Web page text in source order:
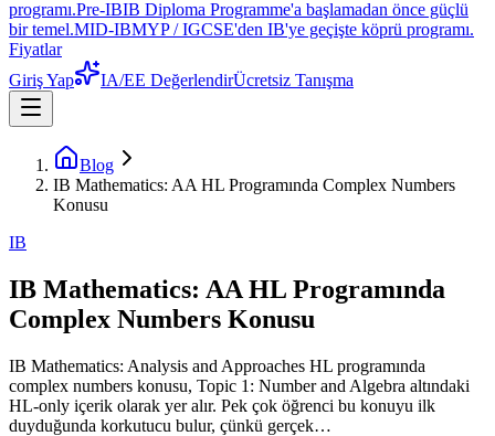
programı.Pre-IBIB Diploma Programme'a başlamadan önce güçlü
bir temel.MID-IBMYP / IGCSE'den IB'ye geçişte köprü programı.
Fiyatlar
Giriş Yap
IA/EE DeğerlendirÜcretsiz Tanışma
Blog
IB Mathematics: AA HL Programında Complex Numbers
Konusu
IB
IB Mathematics: AA HL Programında
Complex Numbers Konusu
IB Mathematics: Analysis and Approaches HL programında
complex numbers konusu, Topic 1: Number and Algebra altındaki
HL-only içerik olarak yer alır. Pek çok öğrenci bu konuyu ilk
duyduğunda korkutucu bulur, çünkü gerçek…